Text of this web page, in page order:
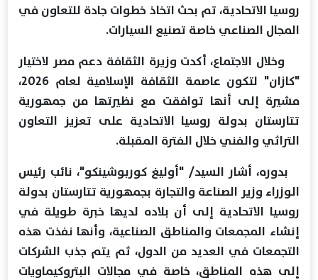
روسيا الاتحادية، تم بحث اتخاذ خطوات جادة للتعاون في
المجال الصناعي خاصة تصنيع السيارات.
وخلال الاجتماع، أكدت وزيرة الثقافة دعم مصر لاختيار
"كازان" لتكون عاصمة الثقافة الإسلامية لعام 2026،
مشيرة إلى أنها توافقت مع نظيرتها من جمهورية
تتارستان بدولة روسيا الاتحادية على تعزيز التعاون
التراثي والفني خلال الفترة المقبلة.
بدوره، أشار السيد/ "أوليغ كوربوشينكو"، نائب رئيس
الوزراء وزير الصناعة والتجارة بجمهورية تتارستان بدولة
روسيا الاتحادية إلى أن بلاده لديها خبرة طويلة في
إنشاء المجمعات والمناطق الصناعية، وأنها نفذت هذه
التجمعات في العديد من الدول، ثم يتم جذب الشركات
إلى هذه المناطق، خاصة في مجالات البتروكيماويات